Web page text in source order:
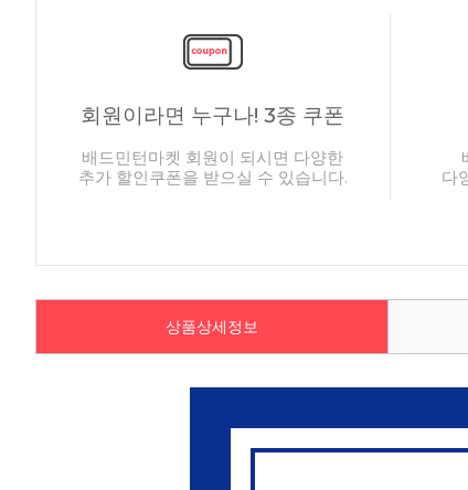
회원이라면 누구나! 3종 쿠폰
배드민턴마켓 회원이 되시면 다양한
추가 할인쿠폰을 받으실 수 있습니다.
다
상품상세정보